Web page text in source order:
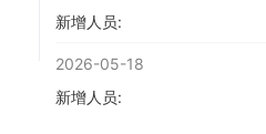
新增人员:
2026-05-18
新增人员: